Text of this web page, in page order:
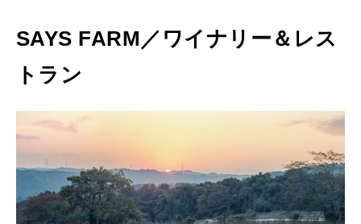
SAYS FARM／ワイナリー＆レス
トラン